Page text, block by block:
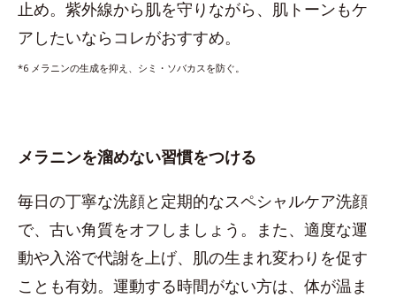
止め。紫外線から肌を守りながら、肌トーンもケ
アしたいならコレがおすすめ。
*6 メラニンの生成を抑え、シミ・ソバカスを防ぐ。
メラニンを溜めない習慣をつける
毎日の丁寧な洗顔と定期的なスペシャルケア洗顔
で、古い角質をオフしましょう。また、適度な運
動や入浴で代謝を上げ、肌の生まれ変わりを促す
ことも有効。運動する時間がない方は、体が温ま